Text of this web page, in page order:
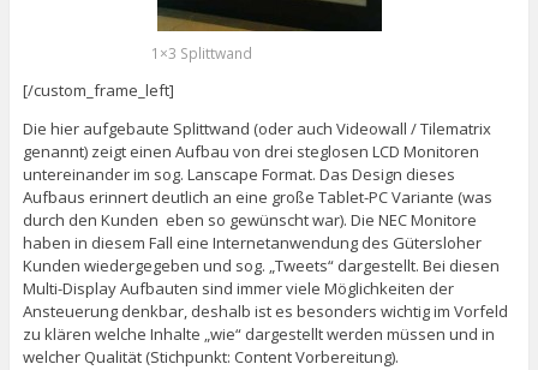
1×3 Splittwand
[/custom_frame_left]
Die hier aufgebaute Splittwand (oder auch Videowall / Tilematrix
genannt) zeigt einen Aufbau von drei steglosen LCD Monitoren
untereinander im sog. Lanscape Format. Das Design dieses
Aufbaus erinnert deutlich an eine große Tablet-PC Variante (was
durch den Kunden eben so gewünscht war). Die NEC Monitore
haben in diesem Fall eine Internetanwendung des Gütersloher
Kunden wiedergegeben und sog. „Tweets“ dargestellt. Bei diesen
Multi-Display Aufbauten sind immer viele Möglichkeiten der
Ansteuerung denkbar, deshalb ist es besonders wichtig im Vorfeld
zu klären welche Inhalte „wie“ dargestellt werden müssen und in
welcher Qualität (Stichpunkt: Content Vorbereitung).